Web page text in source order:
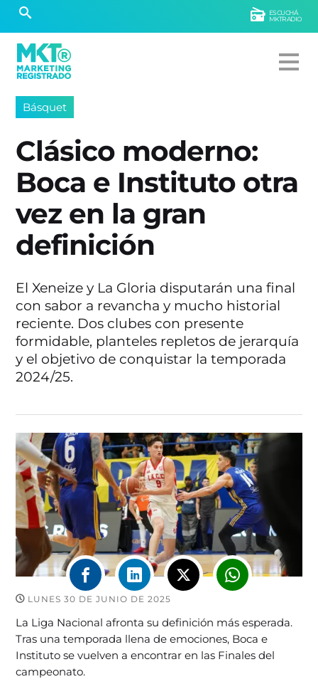
ESCUCHÁ
MKTRADIO
Básquet
Clásico moderno:
Boca e Instituto otra
vez en la gran
definición
El Xeneize y La Gloria disputarán una final
con sabor a revancha y mucho historial
reciente. Dos clubes con presente
formidable, planteles repletos de jerarquía
y el objetivo de conquistar la temporada
2024/25.
LUNES 30 DE JUNIO DE 2025
La Liga Nacional afronta su definición más esperada.
Tras una temporada llena de emociones, Boca e
Instituto se vuelven a encontrar en las Finales del
campeonato.